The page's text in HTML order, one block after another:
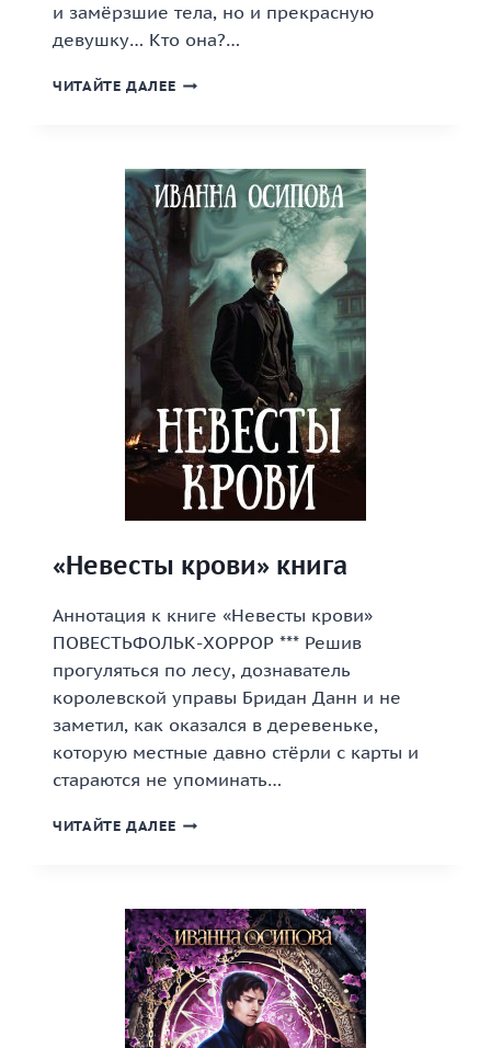
и замёрзшие тела, но и прекрасную
девушку… Кто она?…
ЧИТАЙТЕ ДАЛЕЕ «ТАЙНА
«Невесты крови» книга
Аннотация к книге «Невесты крови»
ПОВЕСТЬФОЛЬК-ХОРРОР *** Решив
прогуляться по лесу, дознаватель
королевской управы Бридан Данн и не
заметил, как оказался в деревеньке,
которую местные давно стёрли с карты и
стараются не упоминать…
ЧИТАЙТЕ ДАЛЕЕ «НЕВЕСТЫ